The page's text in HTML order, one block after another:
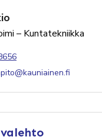
– Kuntatekniikka